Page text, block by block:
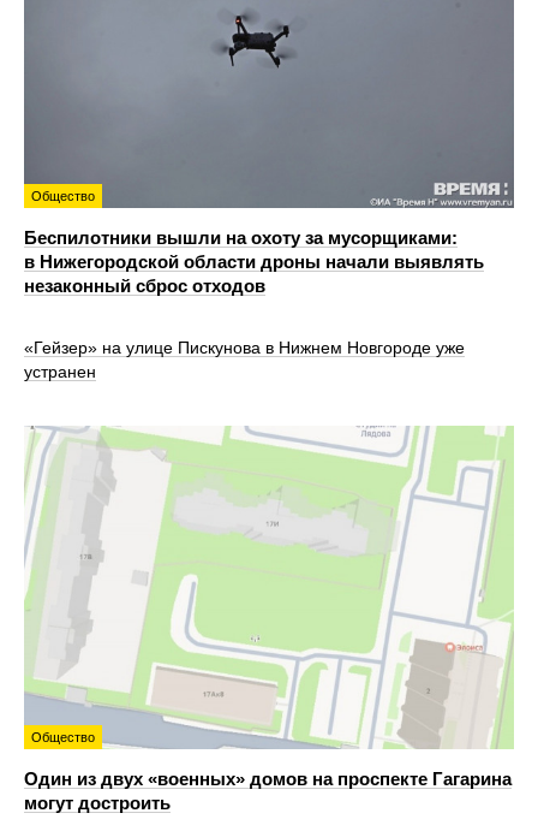
Общество
Беспилотники вышли на охоту за мусорщиками:
в Нижегородской области дроны начали выявлять
незаконный сброс отходов
«Гейзер» на улице Пискунова в Нижнем Новгороде уже
устранен
Общество
Один из двух «военных» домов на проспекте Гагарина
могут достроить